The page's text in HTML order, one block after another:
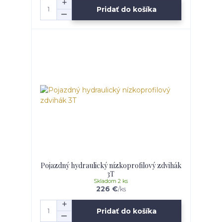
Pridať do košíka
Pojazdný hydraulický nízkoprofilový zdvihák
3T
226 €/ks
Skladom 2 ks
Pridať do košíka